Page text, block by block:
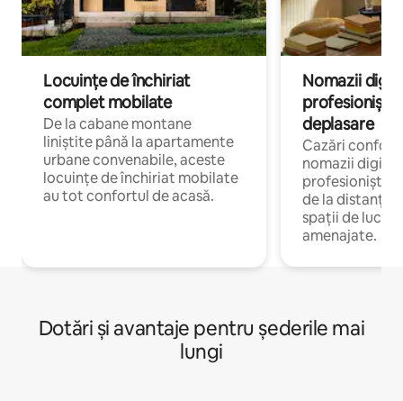
Locuințe de închiriat
complet mobilate
De la cabane montane
liniștite până la apartamente
urbane convenabile, aceste
locuințe de închiriat mobilate
au tot confortul de acasă.
Nomazii
profesioniștii
deplasare
Cazări
nomazii
profesioniștii
de la distanță,
spații de lucru
amenajate.
Dotări și avantaje pentru șederile mai
lungi